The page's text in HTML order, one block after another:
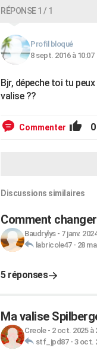
RÉPONSE 1 / 1
Profil bloqué
8 sept. 2016 à 10:07
Bjr, dépeche toi tu
valise ??
Commenter 0
Discussions similaires
Comment
Baudrylys- 7 janv.
labricole47- 28
5 réponses
Ma valise
Creole- 2 oct. 2025 à
stf_jpd87- 3 oct.